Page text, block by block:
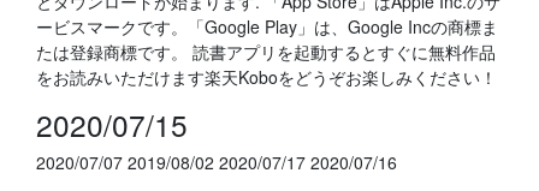
ービスマークです。「Google Play」は、Google Incの商標ま
たは登録商標です。 読書アプリを起動するとすぐに無料作品
をお読みいただけます楽天Koboをどうぞお楽しみください！
2020/07/15
2020/07/07 2019/08/02 2020/07/17 2020/07/16